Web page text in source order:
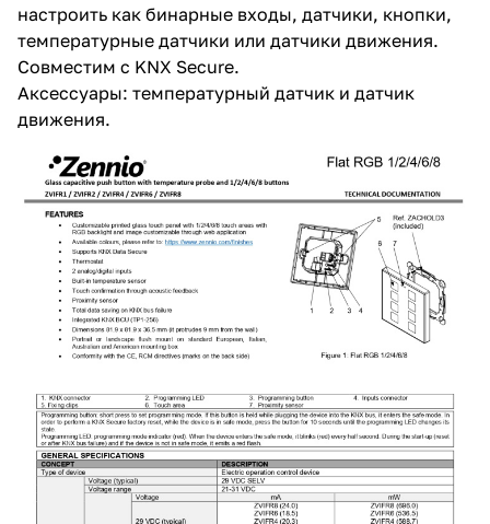
настроить как бинарные входы, датчики, кнопки,
температурные датчики или датчики движения.
Совместим с KNX Secure.
Аксессуары: температурный датчик и датчик
движения.